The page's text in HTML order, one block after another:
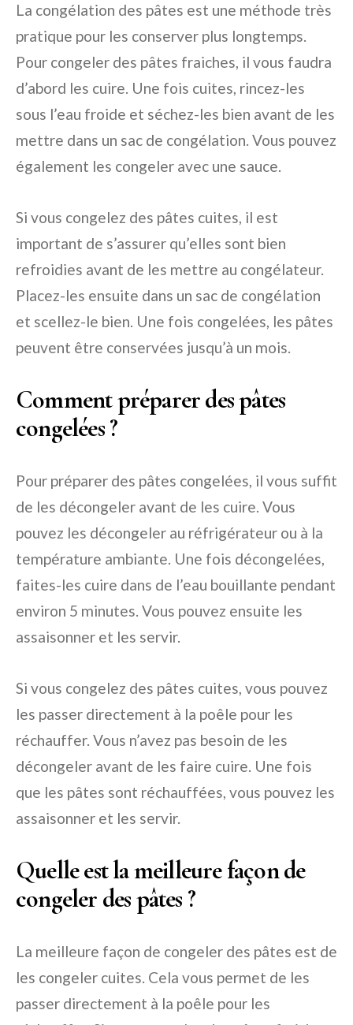
La congélation des pâtes est une méthode très
pratique pour les conserver plus longtemps.
Pour congeler des pâtes fraiches, il vous faudra
d’abord les cuire. Une fois cuites, rincez-les
sous l’eau froide et séchez-les bien avant de les
mettre dans un sac de congélation. Vous pouvez
également les congeler avec une sauce.
Si vous congelez des pâtes cuites, il est
important de s’assurer qu’elles sont bien
refroidies avant de les mettre au congélateur.
Placez-les ensuite dans un sac de congélation
et scellez-le bien. Une fois congelées, les pâtes
peuvent être conservées jusqu’à un mois.
Comment préparer des pâtes
congelées ?
Pour préparer des pâtes congelées, il vous suffit
de les décongeler avant de les cuire. Vous
pouvez les décongeler au réfrigérateur ou à la
température ambiante. Une fois décongelées,
faites-les cuire dans de l’eau bouillante pendant
environ 5 minutes. Vous pouvez ensuite les
assaisonner et les servir.
Si vous congelez des pâtes cuites, vous pouvez
les passer directement à la poêle pour les
réchauffer. Vous n’avez pas besoin de les
décongeler avant de les faire cuire. Une fois
que les pâtes sont réchauffées, vous pouvez les
assaisonner et les servir.
Quelle est la meilleure façon de
congeler des pâtes ?
La meilleure façon de congeler des pâtes est de
les congeler cuites. Cela vous permet de les
passer directement à la poêle pour les